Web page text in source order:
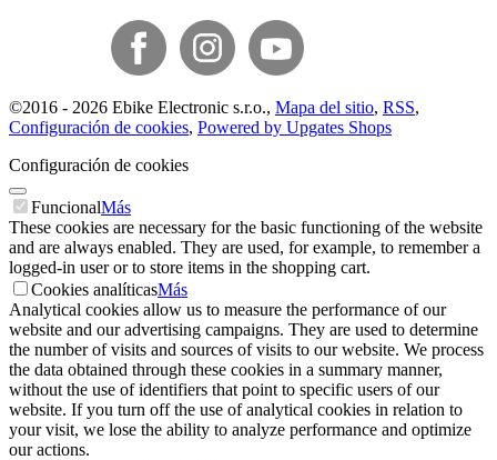
©2016 - 2026 Ebike Electronic s.r.o., Mapa del sitio, RSS,
Configuración de cookies, Powered by Upgates Shops
Configuración de cookies
FuncionalMás
These cookies are necessary for the basic functioning of the website
and are always enabled. They are used, for example, to remember a
logged-in user or to store items in the shopping cart.
Cookies analíticasMás
Analytical cookies allow us to measure the performance of our
website and our advertising campaigns. They are used to determine
the number of visits and sources of visits to our website. We process
the data obtained through these cookies in a summary manner,
without the use of identifiers that point to specific users of our
website. If you turn off the use of analytical cookies in relation to
your visit, we lose the ability to analyze performance and optimize
our actions.